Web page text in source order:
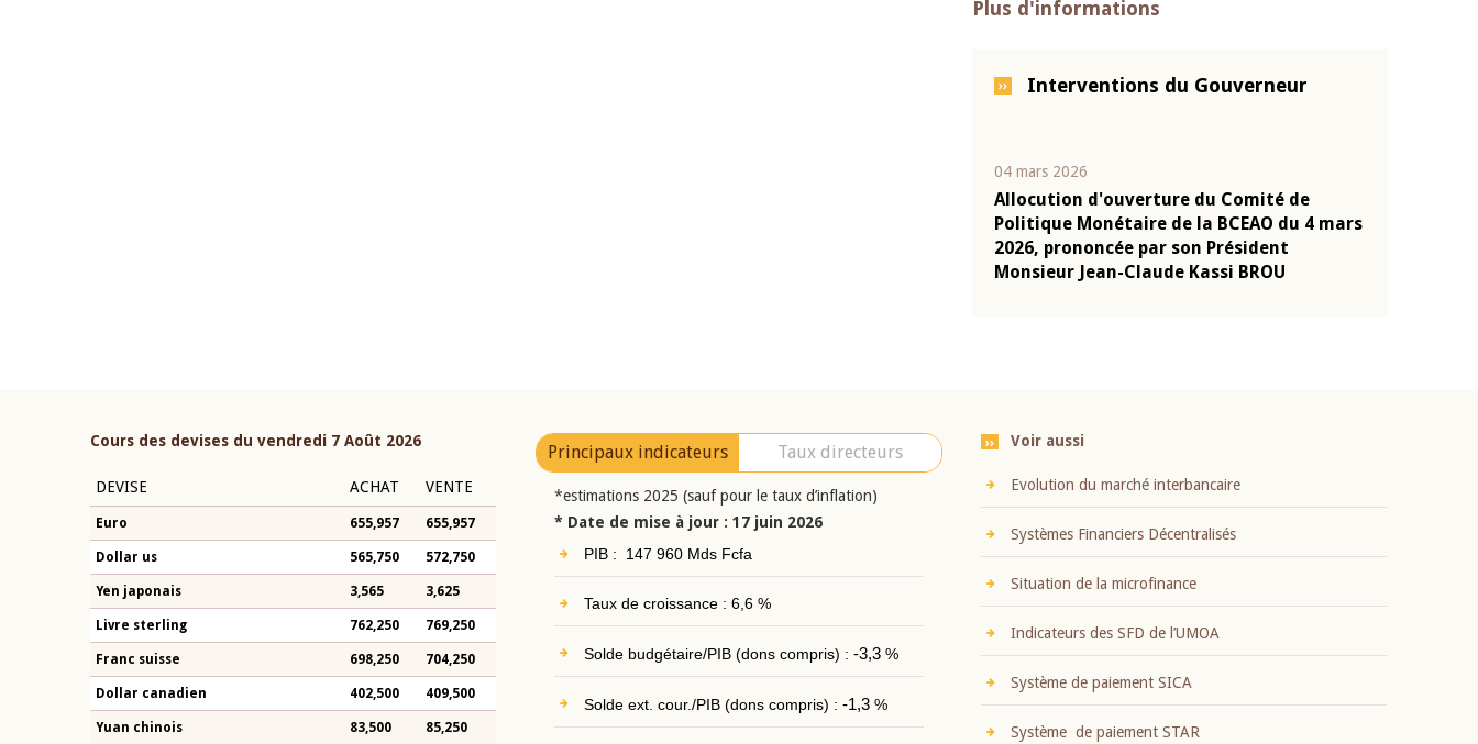
Plus d'informations
Interventions du Gouverneur
04 mars 2026
Allocution d'ouverture du Comité de
Politique Monétaire de la BCEAO du 4 mars
2026, prononcée par son Président
Monsieur Jean-Claude Kassi BROU
Cours des devises du vendredi 7 Août 2026
DEVISE ACHAT VENTE
Euro 655,957 655,957
Dollar us 565,750 572,750
Yen japonais 3,565 3,625
Livre sterling 762,250 769,250
Franc suisse 698,250 704,250
Dollar canadien 402,500 409,500
Yuan chinois 83,500 85,250
Principaux indicateurs Taux directeurs
*estimations 2025 (sauf pour le taux d’inflation)
* Date de mise à jour : 17 juin 2026
PIB : 147 960 Mds Fcfa
Taux de croissance : 6,6 %
Solde budgétaire/PIB (dons compris) : -3,3%
Solde ext. cour./PIB (dons compris) : -1,3%
Voir aussi
Evolution du marché interbancaire
Systèmes Financiers Décentralisés
Situation de la microfinance
Indicateurs des SFD de l’UMOA
Système de paiement SICA
Système de paiement STAR